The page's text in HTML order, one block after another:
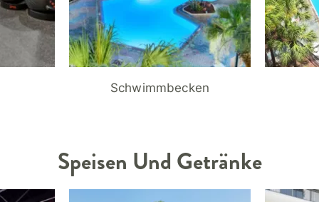
Schwimmbecken
Speisen Und Getränke